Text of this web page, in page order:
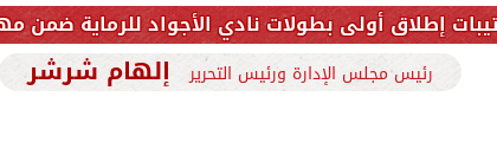
نادي الأجواد للرماية ضمن مهرجان مطروح
رئيس مجلس الإدارة ورئيس التحرير إلهام شرشر